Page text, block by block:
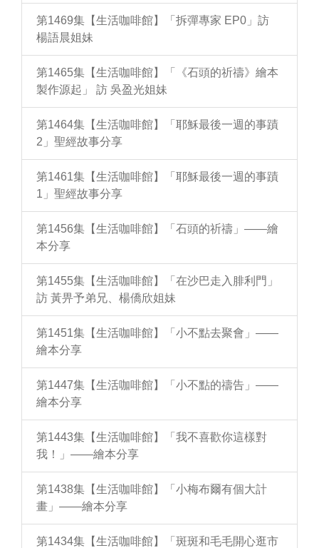
第1469集【生活咖啡館】「拆彈專家 EP0」訪
楊語晨姐妹
第1465集【生活咖啡館】「《石頭的祈禱》繪本
製作源起」 訪 吳盈光姐妹
第1464集【生活咖啡館】「耶穌最後一週的事蹟
2」聖經故事分享
第1461集【生活咖啡館】「耶穌最後一週的事蹟
1」聖經故事分享
第1456集【生活咖啡館】「石頭的祈禱」——繪
本分享
第1455集【生活咖啡館】「在沙巴走入腓利門」
訪 黃畀予弟兄、楊僑欣姐妹
第1451集【生活咖啡館】「小不點去聚會」——
繪本分享
第1447集【生活咖啡館】「小不點的禱告」——
繪本分享
第1443集【生活咖啡館】「我不喜歡你這樣對
我！」——繪本分享
第1438集【生活咖啡館】「小梅布爾有個大計
畫」——繪本分享
第1434集【生活咖啡館】「斑斑和毛毛開心逛市